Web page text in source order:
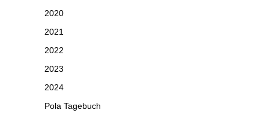
2020
2021
2022
2023
2024
Pola Tagebuch